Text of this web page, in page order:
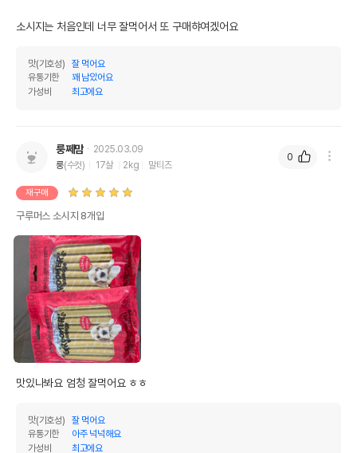
소시지는 처음인데 너무 잘먹어서 또 구매햐여겠어요
맛(기호성)
잘 먹어요
유통기한
꽤 남았어요
가성비
최고에요
룽쩨맘
2025.03.09
룽(수컷) 17살 2kg 말티즈
재구매
구루머스 소시지 8개입
맛있나봐요 엄청 잘먹어요 ㅎㅎ
맛(기호성)
잘 먹어요
유통기한
아주 넉넉해요
가성비
최고에요
0